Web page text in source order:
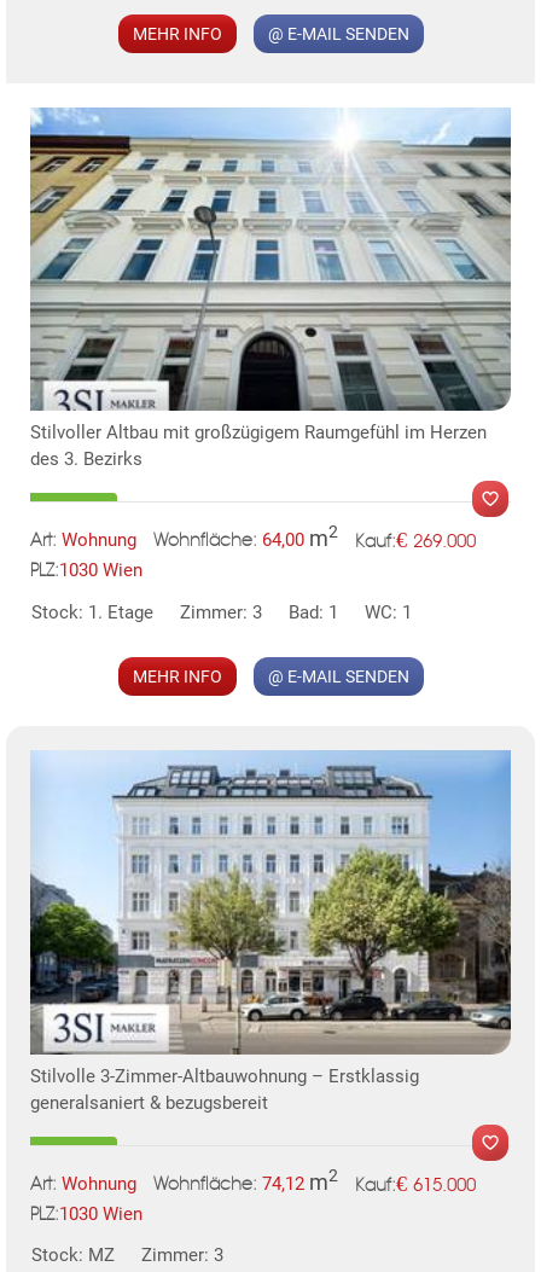
MEHR INFO @ E-MAIL SENDEN
Stilvoller Altbau mit großzügigem Raumgefühl im Herzen
des 3. Bezirks
Art: Wohnung Wohnfläche: 64,00 m2 Kauf:€ 269.000
PLZ:1030 Wien
Stock: 1. Etage
Zimmer: 3 Bad: 1 WC: 1
MEHR INFO @ E-MAIL SENDEN
Stilvolle 3-Zimmer-Altbauwohnung – Erstklassig
generalsaniert & bezugsbereit
Art: Wohnung Wohnfläche: 74,12 m2 Kauf:€ 615.000
PLZ:1030 Wien
Stock: MZ
Zimmer: 3